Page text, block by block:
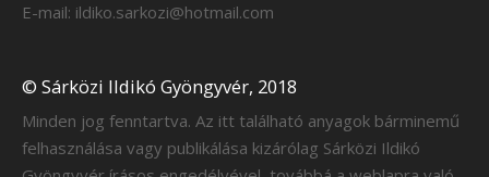
E-mail: ildiko.sarkozi@hotmail.com
© Sárközi Ildikó Gyöngyvér, 2018
Minden jog fenntartva. Az itt található anyagok bárminemű
felhasználása vagy publikálása kizárólag Sárközi Ildikó